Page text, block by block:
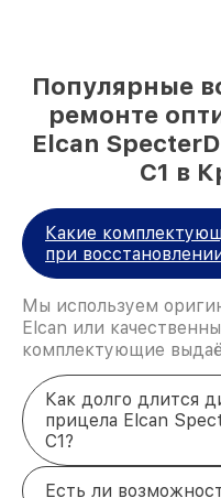
Популярные
ремонте
Elcan
C1 в
Какие
при
Мы используем
Elcan или
комплектующие
Как долго длится
прицела Elcan
C1?
Есть ли